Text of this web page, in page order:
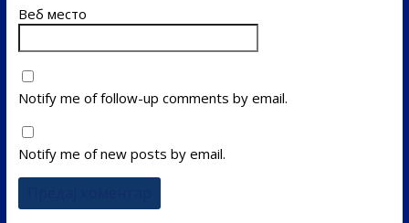
Веб место
Notify me of follow-up comments by email.
Notify me of new posts by email.